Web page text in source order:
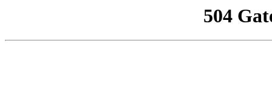
504